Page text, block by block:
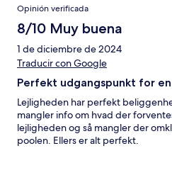
Opinión verificada
8/10 Muy buena
1 de diciembre de 2024
Traducir con Google
Perfekt udgangspunkt for
Lejligheden har perfekt
mangler info om hvad der
lejligheden og så mangler der
poolen. Ellers er alt perfekt.